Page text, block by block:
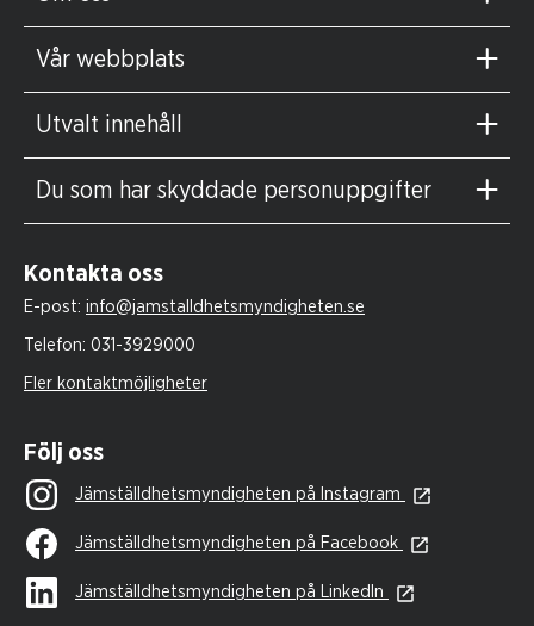
Vår webbplats
Utvalt innehåll
Du som har skyddade personuppgifter
Kontakta oss
E-post: info@jamstalldhetsmyndigheten.se
Telefon: 031-3929000
Fler kontaktmöjligheter
Följ oss
Jämställdhetsmyndigheten på Instagram
Jämställdhetsmyndigheten på Facebook
Jämställdhetsmyndigheten på LinkedIn